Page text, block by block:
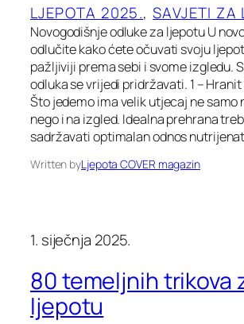
LJEPOTA 2025., SAVJETI ZA
Novogodišnje odluke za ljepotu U
odlučite kako ćete očuvati svoju
pažljiviji prema sebi i svome izgledu.
odluka se vrijedi pridržavati. 1 –
Što jedemo ima velik utjecaj ne samo
nego i na izgled. Idealna prehrana
sadržavati optimalan odnos
Written byLjepota COVER magazin
1. siječnja 2025.
80 temeljnih trikova
ljepotu